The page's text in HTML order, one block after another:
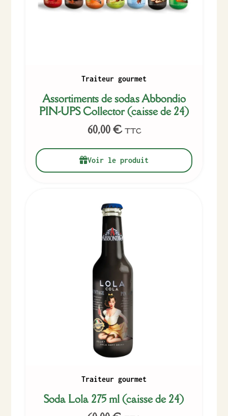
Traiteur gourmet
Assortiments de sodas Abbondio
PIN-UPS Collector (caisse de 24)
60,00€ TTC
Voir le produit
Traiteur gourmet
Soda Lola 275 ml (caisse de 24)